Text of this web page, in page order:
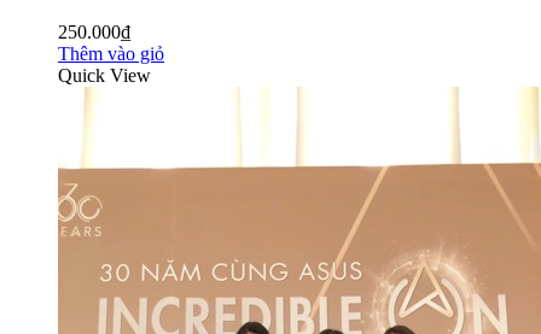
250.000₫
Thêm vào giỏ
Quick View